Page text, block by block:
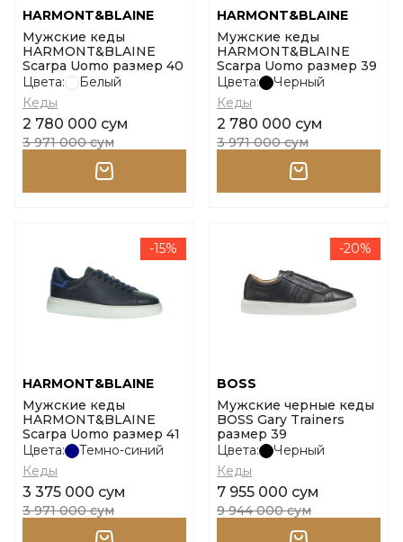
HARMONT&BLAINE
Мужские кеды
HARMONT&BLAINE
Scarpa Uomo размер 40
Цвета:
Белый
Кеды
2 780 000 сум
3 971 000 сум
HARMONT&BLAINE
Мужские кеды
HARMONT&BLAINE
Scarpa Uomo размер 39
Цвета:
Черный
Кеды
2 780 000 сум
3 971 000 сум
-15%
HARMONT&BLAINE
Мужские кеды
HARMONT&BLAINE
Scarpa Uomo размер 41
Цвета:
Темно-синий
Кеды
3 375 000 сум
3 971 000 сум
-20%
BOSS
Мужские черные кеды
BOSS Gary Trainers
размер 39
Цвета:
Черный
Кеды
7 955 000 сум
9 944 000 сум